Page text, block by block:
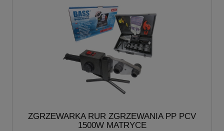
ZGRZEWARKA RUR ZGRZEWANIA PP PCV
1500W MATRYCE